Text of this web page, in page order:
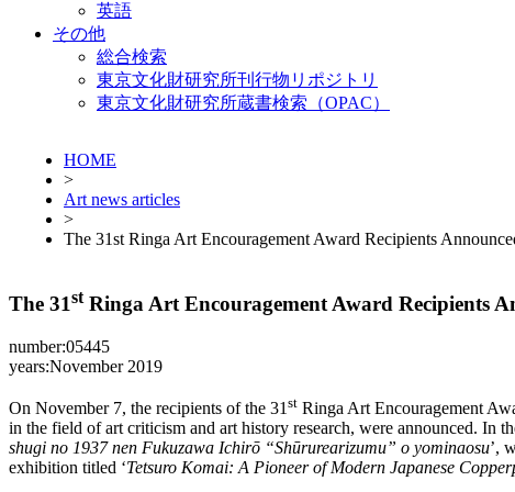
英語
その他
総合検索
東京文化財研究所刊行物リポジトリ
東京文化財研究所蔵書検索（OPAC）
HOME
>
Art news articles
>
The 31st Ringa Art Encouragement Award Recipients
The 31stRinga Art Encouragement Award Recipients
number:05445
years:November 2019
On November 7, the recipients of the 31 st Ringa Art Encouragement
in the field of art criticism and art history research, were announced. In
shugi no 1937 nen Fukuzawa Ichirō “Shūrurearizumu” o yominaosu’,
exhibition titled ‘Tetsuro Komai: A Pioneer of Modern Japanese